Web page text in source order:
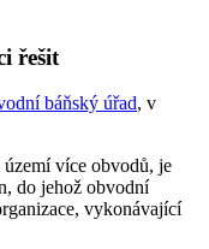
řešit
báňský úřad, v
více obvodů, je
do jehož obvodní
vykonávající